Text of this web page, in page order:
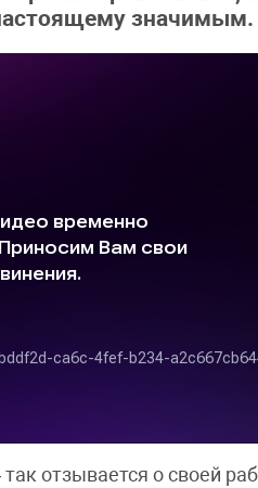
значимым.
отзывается о своей